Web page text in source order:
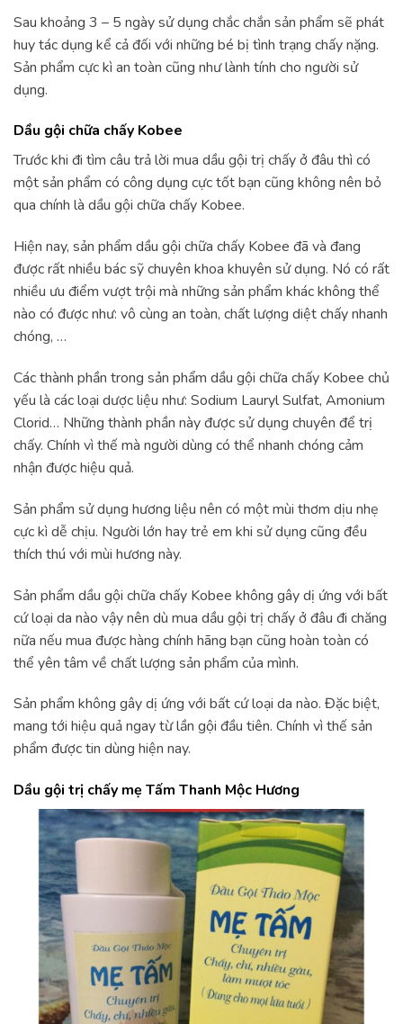
Sau khoảng 3 – 5 ngày sử dụng chắc chắn sản phẩm sẽ phát
huy tác dụng kể cả đối với những bé bị tình trạng chấy nặng.
Sản phẩm cực kì an toàn cũng như lành tính cho người sử
dụng.
Dầu gội chữa chấy Kobee
Trước khi đi tìm câu trả lời mua dầu gội trị chấy ở đâu thì có
một sản phẩm có công dụng cực tốt bạn cũng không nên bỏ
qua chính là dầu gội chữa chấy Kobee.
Hiện nay, sản phẩm dầu gội chữa chấy Kobee đã và đang
được rất nhiều bác sỹ chuyên khoa khuyên sử dụng. Nó có rất
nhiều ưu điểm vượt trội mà những sản phẩm khác không thể
nào có được như: vô cùng an toàn, chất lượng diệt chấy nhanh
chóng, …
Các thành phần trong sản phẩm dầu gội chữa chấy Kobee chủ
yếu là các loại dược liệu như: Sodium Lauryl Sulfat, Amonium
Clorid… Những thành phần này được sử dụng chuyên để trị
chấy. Chính vì thế mà người dùng có thể nhanh chóng cảm
nhận được hiệu quả.
Sản phẩm sử dụng hương liệu nên có một mùi thơm dịu nhẹ
cực kì dễ chịu. Người lớn hay trẻ em khi sử dụng cũng đều
thích thú với mùi hương này.
Sản phẩm dầu gội chữa chấy Kobee không gây dị ứng với bất
cứ loại da nào vậy nên dù mua dầu gội trị chấy ở đâu đi chăng
nữa nếu mua được hàng chính hãng bạn cũng hoàn toàn có
thể yên tâm về chất lượng sản phẩm của mình.
Sản phẩm không gây dị ứng với bất cứ loại da nào. Đặc biệt,
mang tới hiệu quả ngay từ lần gội đầu tiên. Chính vì thế sản
phẩm được tin dùng hiện nay.
Dầu gội trị chấy mẹ Tấm Thanh Mộc Hương